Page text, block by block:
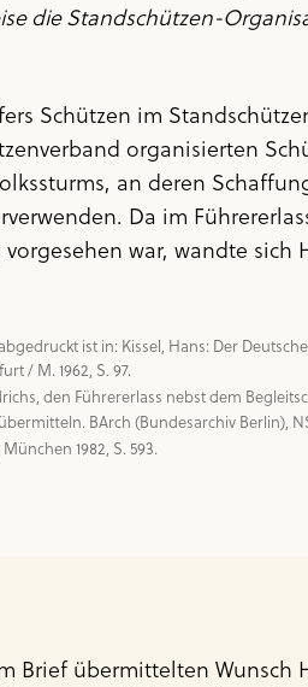
die Standschützen-
Schützen im
organisierten
an deren
Da im
war, wandte sich
ist in: Kissel, Hans: Der
den Führererlass nebst dem
1982, S. 593.
Brief übermittelten Wunsch